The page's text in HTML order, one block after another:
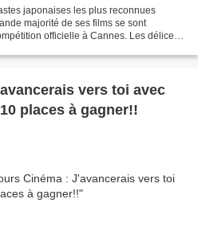
japonaises les plus reconnues
majorité de ses films se sont
officielle à Cannes. Les délices
places à gagner!!